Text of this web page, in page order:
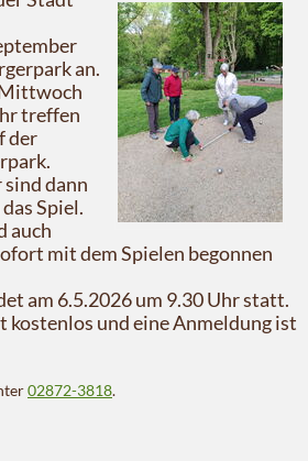
an.
Mittwoch
treffen
der
dann
Spiel.
auch
mit dem Spielen begonnen
am 6.5.2026 um 9.30 Uhr statt.
kostenlos und eine Anmeldung ist
02872-3818.